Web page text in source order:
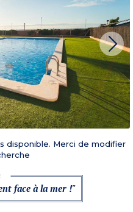
disponible. Merci de modifier
face à la mer !"